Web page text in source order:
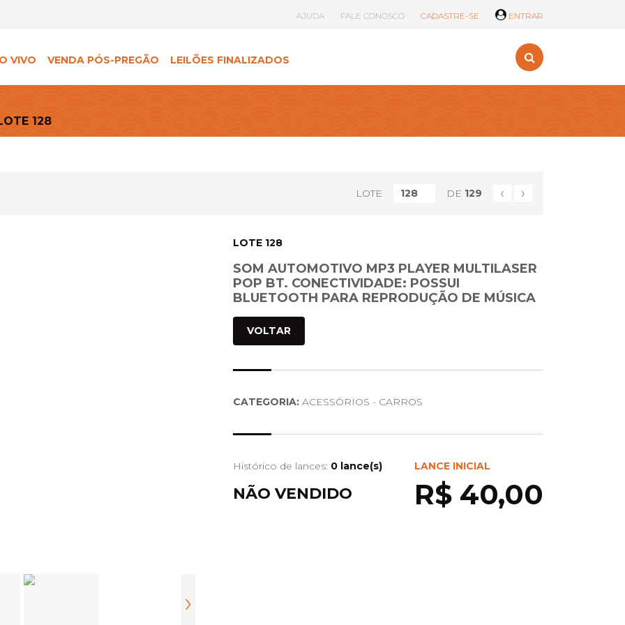
AJUDA FALE CONOSCO CADASTRE-SE ENTRAR
VIVO VENDA PÓS-PREGÃO LEILÕES FINALIZADOS
128
LOTE DE 129 ‹ ›
›
LOTE 128
SOM AUTOMOTIVO MP3 PLAYER MULTILASER
POP BT. CONECTIVIDADE: POSSUI
BLUETOOTH PARA REPRODUÇÃO DE MÚSICA
VOLTAR
CATEGORIA: ACESSÓRIOS - CARROS
Histórico de lances: 0 lance(s)
NÃO VENDIDO
LANCE INICIAL
R$ 40,00